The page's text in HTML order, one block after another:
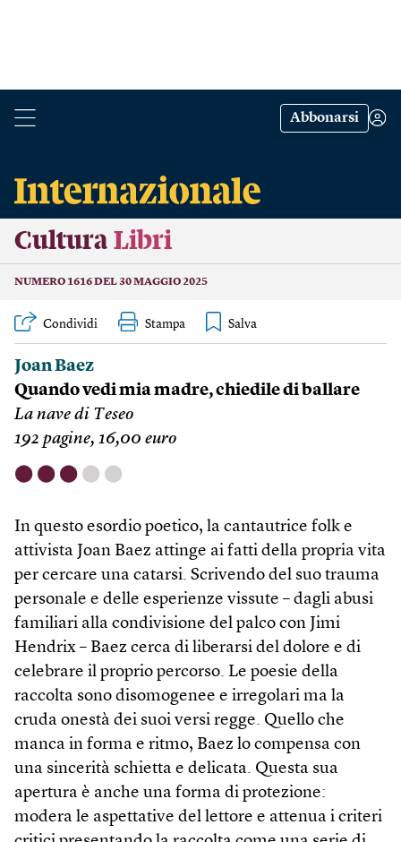
Abbonarsi
Cultura Libri
NUMERO 1616 DEL 30 MAGGIO 2025
Condividi Stampa
Joan Baez
Quando vedi mia madre, chiedile di ballare
La nave di Teseo
192 pagine, 16,00 euro
⬤ ⬤ ⬤ ⬤ ⬤
In questo esordio poetico, la cantautrice folk e
attivista Joan Baez attinge ai fatti della propria vita
per cercare una catarsi. Scrivendo del suo trauma
personale e delle esperienze vissute – dagli abusi
familiari alla condivisione del palco con Jimi
Hendrix – Baez cerca di liberarsi del dolore e di
celebrare il proprio percorso. Le poesie della
raccolta sono disomogenee e irregolari ma la
cruda onestà dei suoi versi regge. Quello che
manca in forma e ritmo, Baez lo compensa con
una sincerità schietta e delicata. Questa sua
apertura è anche una forma di protezione:
modera le aspettative del lettore e attenua i criteri